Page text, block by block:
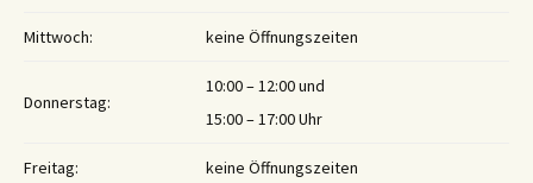
Mittwoch: keine Öffnungszeiten
Donnerstag:
10:00 – 12:00 und
15:00 – 17:00 Uhr
Freitag: keine Öffnungszeiten